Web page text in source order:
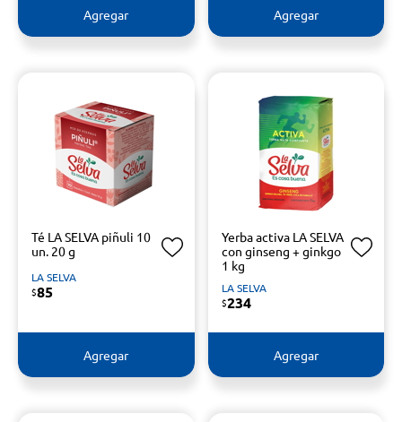
Agregar Agregar
Té LA SELVA piñuli 10
un. 20 g
LA SELVA
$85
Agregar
Yerba activa LA SELVA
con ginseng + ginkgo
1 kg
LA SELVA
$234
Agregar